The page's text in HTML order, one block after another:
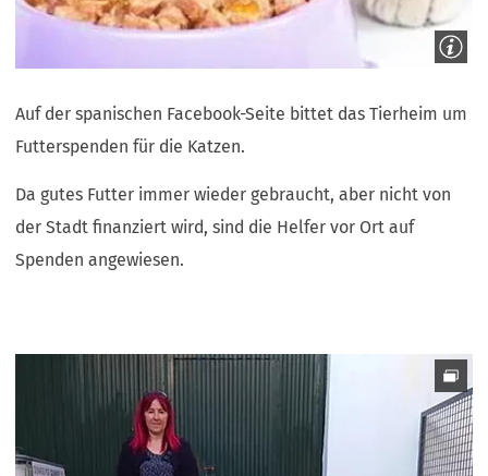
Auf der spanischen Facebook-Seite bittet das Tierheim um
Futterspenden für die Katzen.
Da gutes Futter immer wieder gebraucht, aber nicht von
der Stadt finanziert wird, sind die Helfer vor Ort auf
Spenden angewiesen.